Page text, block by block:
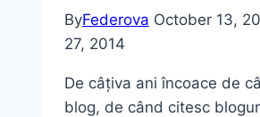
ByFederova October 13,
27, 2014
De câțiva ani încoace de
blog, de când citesc